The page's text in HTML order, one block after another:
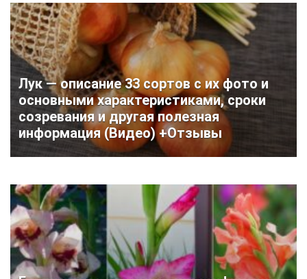
Лук — описание 33 сортов с их фото и
основными характеристиками, сроки
созревания и другая полезная
информация (Видео) +Отзывы